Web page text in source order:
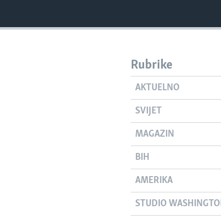
Rubrike
AKTUELNO
SVIJET
MAGAZIN
BIH
AMERIKA
STUDIO